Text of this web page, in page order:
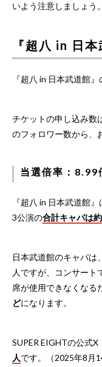
いよう注意しましょう。
『超八 in 日
『超八 in 日本武道館』
チケットの申し込み数
のフォロワー数から、
当選倍率：8.99
『超八 in 日本武道館』
3公演の合計キャパは
日本武道館のキャパは
人ですが、コンサート
席が使用できなくなる
どになります。
SUPER EIGHTの公式
人です。（2025年8月